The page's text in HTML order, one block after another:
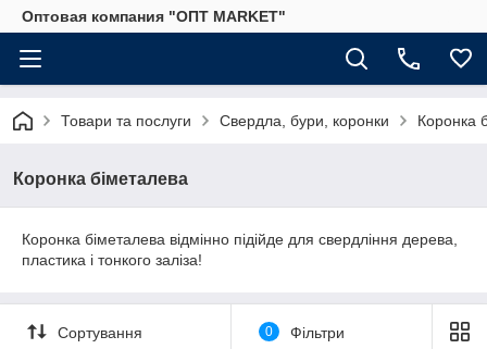
Оптовая компания "ОПТ MARKET"
Товари та послуги Свердла, бури, коронки Коронка
Коронка біметалева
Коронка біметалева відмінно підійде для свердління дерева,
пластика і тонкого заліза!
Сортування 0 Фільтри